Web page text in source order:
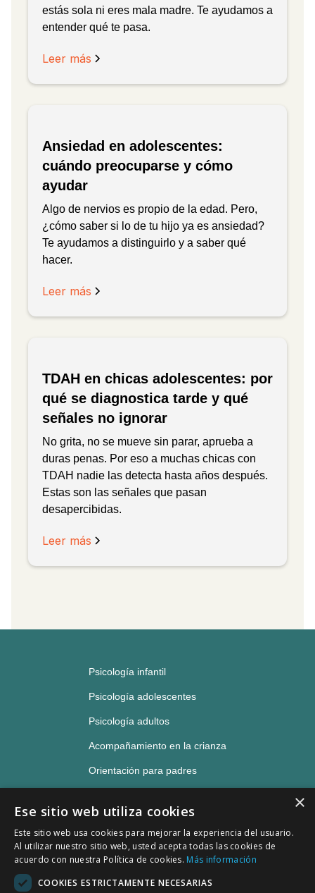
estás sola ni eres mala madre. Te ayudamos a
entender qué te pasa.
Leer más
Ansiedad en adolescentes:
cuándo preocuparse y cómo
ayudar
Algo de nervios es propio de la edad. Pero,
¿cómo saber si lo de tu hijo ya es ansiedad?
Te ayudamos a distinguirlo y a saber qué
hacer.
Leer más
TDAH en chicas adolescentes: por
qué se diagnostica tarde y qué
señales no ignorar
No grita, no se mueve sin parar, aprueba a
duras penas. Por eso a muchas chicas con
TDAH nadie las detecta hasta años después.
Estas son las señales que pasan
desapercibidas.
Leer más
Psicología infantil
Psicología adolescentes
Psicología adultos
Acompañamiento en la crianza
Orientación para padres
Sala de estudio
Blog
Bienvenid@ a AlfaBeta.
Escríbenos y te atenderemos lo antes posible. Si
×
Ese sitio web utiliza cookies
Este sitio web usa cookies para mejorar la experiencia del usuario.
Al utilizar nuestro sitio web, usted acepta todas las cookies de
acuerdo con nuestra Política de cookies. Más información
COOKIES ESTRICTAMENTE NECESARIAS